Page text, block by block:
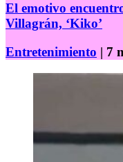
El emotivo
Villagrán, ‘Kiko’
Entretenimiento | 7